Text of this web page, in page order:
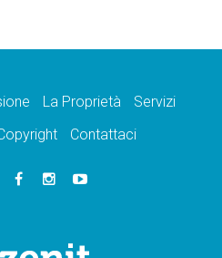
La Proprietà
Servizi
Contattaci